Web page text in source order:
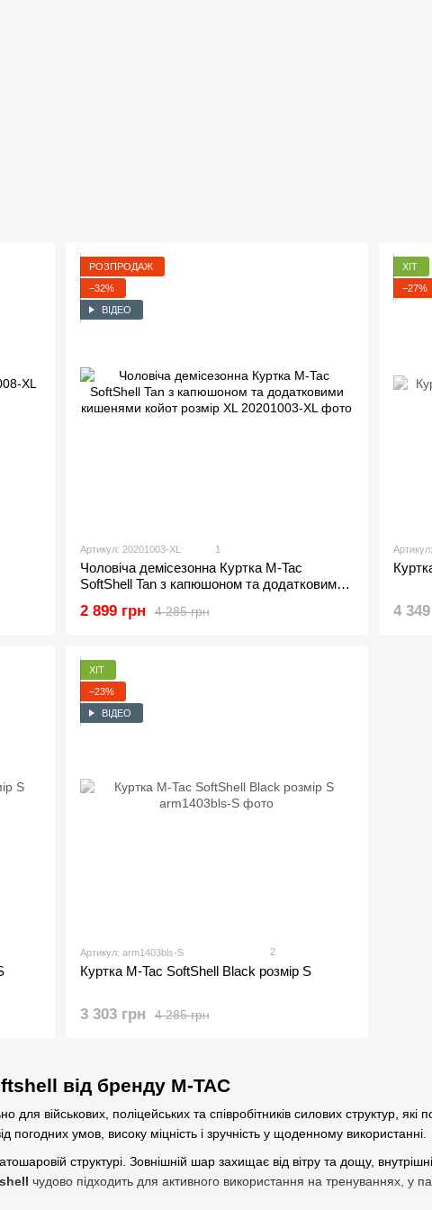
від бренду M-TAC
для військових, поліцейських та співробітників силових структур,
погодних умов, високу міцність і зручність у щоденному використанні.
структурі. Зовнішній шар захищає від вітру та дощу,
чудово підходить для активного використання на тренуваннях, у
РОЗПРОДАЖ
−32%
ВІДЕО
Артикул: 20201003-XL 1
Чоловіча демісезонна Куртка M-Tac
SoftShell Tan з капюшоном та додатковими
4 285 грн
2 899 грн
ХІТ
−27%
4
ХІТ
−23%
ВІДЕО
Артикул: arm1403bls-S 2
Куртка M-Tac SoftShell Black розмір S
4 285 грн
3 303 грн